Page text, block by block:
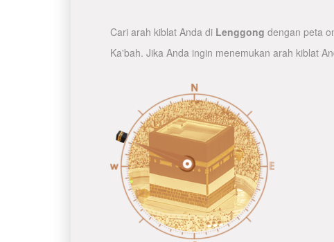
Cari arah kiblat Anda di Lenggong dengan peta
Ka'bah. Jika Anda ingin menemukan arah kiblat